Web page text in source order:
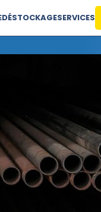
DÉSTOCKAGESERVICES